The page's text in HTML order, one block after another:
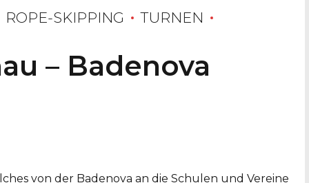
ROPE-SKIPPING TURNEN
– Badenova
von der Badenova an die Schulen und Vereine